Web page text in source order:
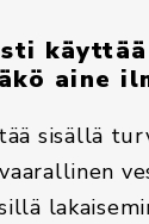
käyttää
aine
sisällä